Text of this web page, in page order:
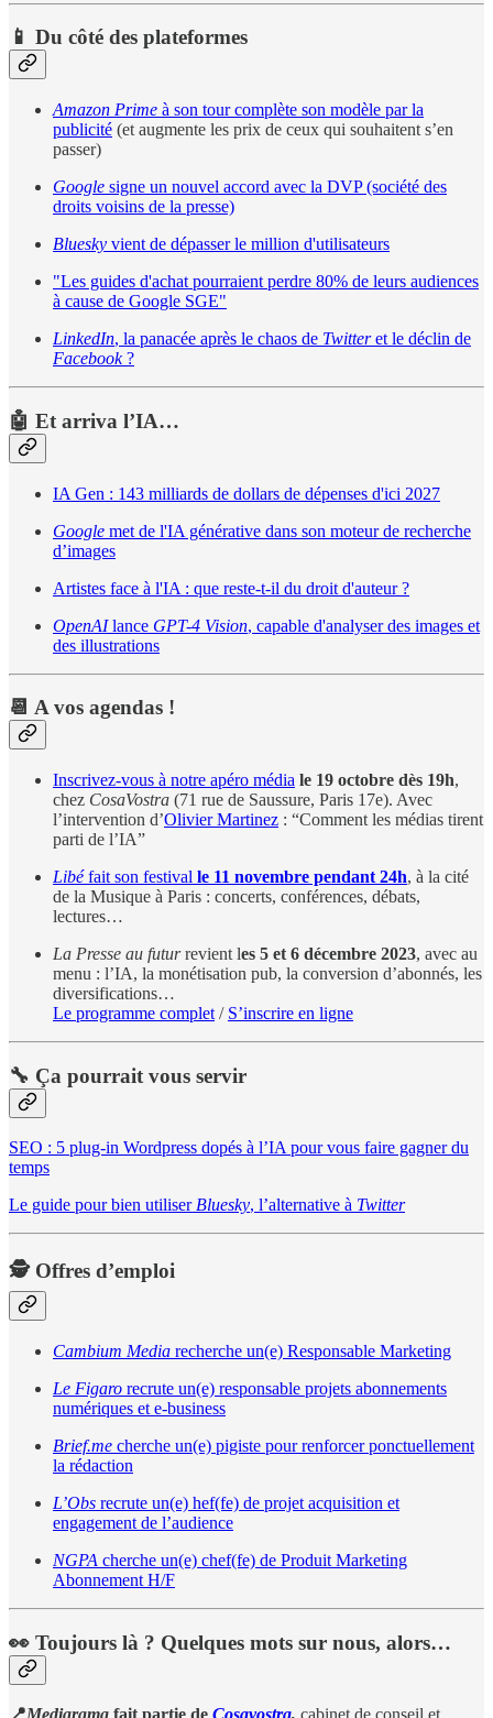
📱 Du côté des plateformes
Amazon Prime à son tour complète son modèle par la
publicité (et augmente les prix de ceux qui souhaitent s’en
passer)
Google signe un nouvel accord avec la DVP (société des
droits voisins de la presse)
Bluesky vient de dépasser le million d'utilisateurs
"Les guides d'achat pourraient perdre 80% de leurs audiences
à cause de Google SGE"
LinkedIn, la panacée après le chaos de Twitteret le déclin de
Facebook?
🤖 Et arriva l’IA…
IA Gen : 143 milliards de dollars de dépenses d'ici 2027
Google met de l'IA générative dans son moteur de recherche
d’images
Artistes face à l'IA : que reste-t-il du droit d'auteur ?
OpenAIlance GPT-4 Vision, capable d'analyser des images et
des illustrations
📆 A vos agendas !
Inscrivez-vous à notre apéro média le 19 octobre dès 19h,
chez CosaVostra (71 rue de Saussure, Paris 17e). Avec
l’intervention d’Olivier Martinez : “Comment les médias tirent
parti de l’IA”
Libéfait son festival le 11 novembre pendant 24h, à la cité
de la Musique à Paris : concerts, conférences, débats,
lectures…
La Presse au futurrevient les 5 et 6 décembre 2023, avec au
menu : l’IA, la monétisation pub, la conversion d’abonnés, les
diversifications…
Le programme complet / S’inscrire en ligne
🔧 Ça pourrait vous servir
SEO : 5 plug-in Wordpress dopés à l’IA pour vous faire gagner du
temps
Le guide pour bien utiliserBluesky, l’alternative à Twitter
🕵️ Offres d’emploi
Cambium Media recherche un(e) Responsable Marketing
Le Figaro recrute un(e) responsable projets abonnements
numériques et e-business
Brief.me cherche un(e) pigiste pour renforcer ponctuellement
la rédaction
L’Obs recrute un(e) hef(fe) de projet acquisition et
engagement de l’audience
NGPA cherche un(e) chef(fe) de Produit Marketing
Abonnement H/F
👀 Toujours là ? Quelques mots sur nous, alors…